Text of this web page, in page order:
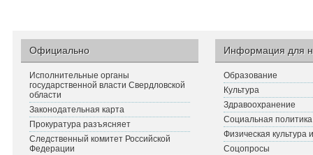
Официально
Исполнительные органы
государственной власти Свердловской
области
Законодательная карта
Прокуратура разъясняет
Следственный комитет Российской
Федерации
Информация для
Образование
Культура
Здравоохранение
Социальная политика
Физическая культура
Соцопросы